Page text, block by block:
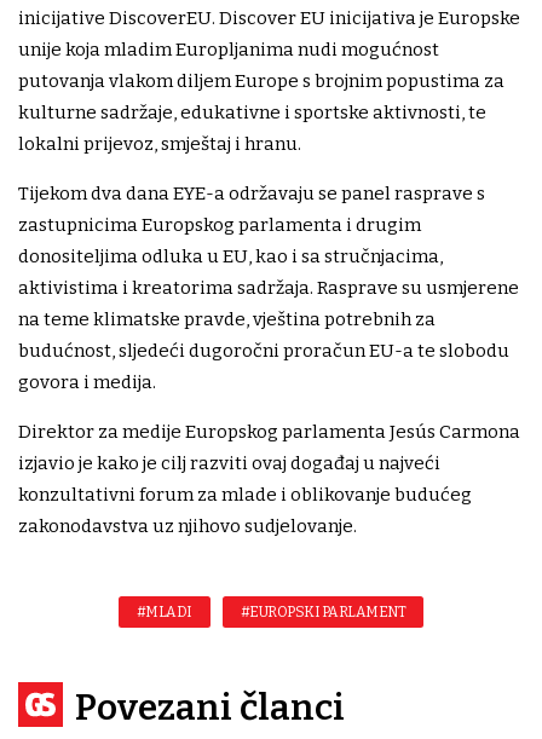
inicijative DiscoverEU. Discover EU inicijativa je Europske
unije koja mladim Europljanima nudi mogućnost
putovanja vlakom diljem Europe s brojnim popustima za
kulturne sadržaje, edukativne i sportske aktivnosti, te
lokalni prijevoz, smještaj i hranu.
Tijekom dva dana EYE-a održavaju se panel rasprave s
zastupnicima Europskog parlamenta i drugim
donositeljima odluka u EU, kao i sa stručnjacima,
aktivistima i kreatorima sadržaja. Rasprave su usmjerene
na teme klimatske pravde, vještina potrebnih za
budućnost, sljedeći dugoročni proračun EU-a te slobodu
govora i medija.
Direktor za medije Europskog parlamenta Jesús Carmona
izjavio je kako je cilj razviti ovaj događaj u najveći
konzultativni forum za mlade i oblikovanje budućeg
zakonodavstva uz njihovo sudjelovanje.
#MLADI #EUROPSKI PARLAMENT
Povezani članci